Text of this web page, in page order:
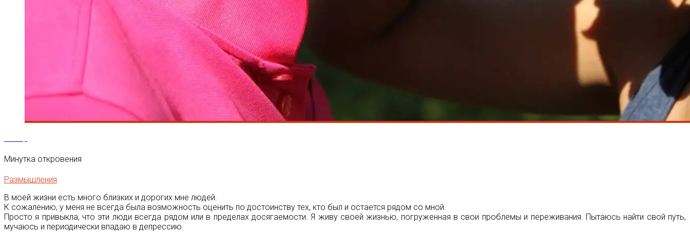
Минутка откровения
Размышления
В моей жизни есть много близких и дорогих мне людей.
К сожалению, у меня не всегда была возможность оценить по достоинству тех, кто был и остается рядом со мной.
Просто я привыкла, что эти люди всегда рядом или в пределах досягаемости. Я живу своей жизнью, погруженная в свои проблемы и переживания. Пытаюсь найти свой путь,
мучаюсь и периодически впадаю в депрессию.